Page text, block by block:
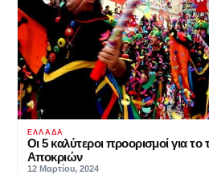
ΕΛΛΆΔΑ
Οι 5 καλύτεροι προορισμοί για το
Αποκριών
12 Μαρτίου, 2024